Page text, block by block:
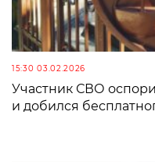
15:30 03.02.2026
Участник СВО
и добился